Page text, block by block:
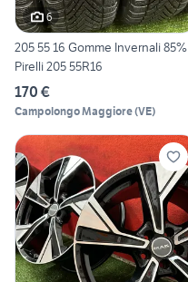
6
205 55 16 Gomme Invernali 85%
Pirelli 205 55R16
170 €
Campolongo Maggiore(VE)